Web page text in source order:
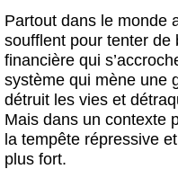
Partout dans le monde
soufflent pour tenter de
financière qui
système qui mène une
détruit les vies et
Mais dans un contexte
la tempête répressive
plus fort.